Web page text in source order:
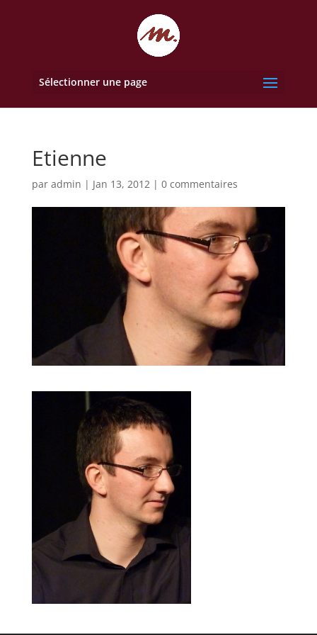
Sélectionner une page
Etienne
par admin | Jan 13, 2012| 0 commentaires